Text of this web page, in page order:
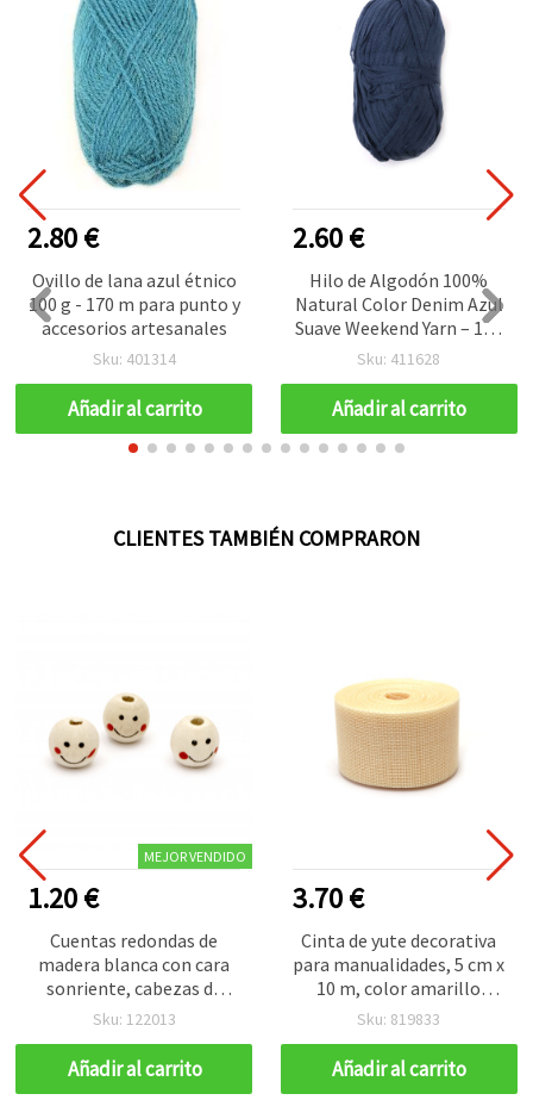
2.80 €
Ovillo de lana azul étnico
100 g - 170 m para punto y
accesorios artesanales
Sku: 401314
Añadir al carrito
2.60 €
Hilo de Algodón 100%
Natural Color Denim Azul
Suave Weekend Yarn – 100
g (90 m) – Ideal para Tejer
Verano
Sku: 411628
Añadir al carrito
CLIENTES TAMBIÉN COMPRARON
MEJOR VENDIDO
1.20 €
Cuentas redondas de
madera blanca con cara
sonriente, cabezas de
muñeca, 13x14 mm,
unidades
Sku: 122013
Añadir al carrito
3.70 €
Cinta de yute decorativa
para manualidades, 5 cm x
10 m, color amarillo
pálido
Sku: 819833
Añadir al carrito